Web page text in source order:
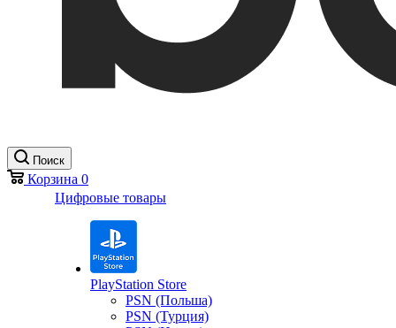
Поиск
Корзина 0
Цифровые товары
PlayStation Store
PSN (Польша)
PSN (Турция)